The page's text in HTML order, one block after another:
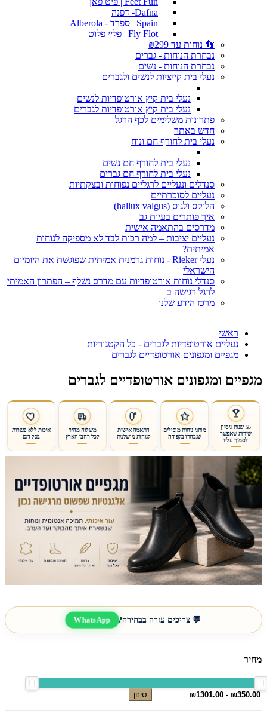
Dafna- דפנה
Spain | ספרד - Alberola
Fly Flot | פליי פלוט
👣 נוחות עד ₪299
נבחרת הנוחות - גברים
נבחרת הנוחות - נשים
נעלי בית קייציות לנשים ולגברים
נעלי בית קיץ אורטופדיות לנשים
נעלי בית קיץ אורטופדיות לגברים
פתרונות משלימים לכף הרגל
חדש באתר
נעלי בית לחורף חם ונוח
נעלי בית לחורף חם נשים
נעלי בית לחורף חם גברים
סנדלים ונעליים לרגליים נפוחות ובצקתיות
נעליים לסוכרתיים
הלוקס ולגוס (hallux valgus)
איך פותרים בעיות גב
מדרסים בהתאמה אישית
נעליים יציבות – למה רכות לבד לא מספיקה לנוחות
אמיתית?
נעלי Rieker - נוחות גרמנית אמיתית שפוגשת את היומיום
הישראלי
סנדלי נוחות אורטופדיות עם מדרס נשלף – הפתרון האמיתי
לרגל רגישה ב
מרכז הידע שלנו
ראשי
נעליים אורטופדיות לגברים - כל הקטגוריות
מגפיים ומגפונים אורטופדיים לגברים
מגפיים ומגפונים אורטופדיים לגברים
55 שנות ניסיון
שירות שאפשר
לסמוך עליו
מותגי נוחות מובילים
שנבחרו בקפידה
התאמה אישית
לנוחות מושלמת
משלוח מהיר
לכל רחבי הארץ
איכות ללא פשרות
בכל דגם
💬 צריכים עזרה בבחירה? WhatsApp
מחיר
סינון